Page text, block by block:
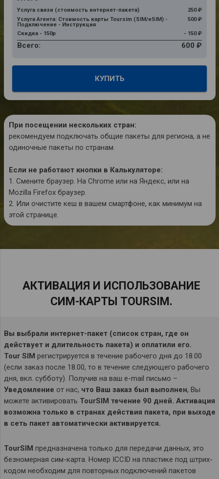
Услуга связи (стоимость интернет-пакета)
250 ₽
Услуга Агента: Стоимость карты Toursim (SIM/eSIM) -
Подключение - Инструкция
500 ₽
Скидка - 150р - 150 ₽
Всего: 600 ₽
КУПИТЬ
При посещении нескольких стран:
рекомендуем подключать общие пакеты для региона, а не
одиночные пакеты по странам.
Если не работают кнопки в Калькуляторе:
1. Смените браузер. На Chrome или на Яндекс, или на
Mozilla Firefox браузер.
2. Или очистите кеш в вашем смартфоне, как минимум на
этой странице.
АКТИВАЦИЯ И ИСПОЛЬЗОВАНИЕ
СИМ-КАРТЫ TOURSIM.
Вы выбрали интернет-пакет (список стран, где он
действует и длительность пакета) и оплатили его.
Tour SIM регистрируется в течение рабочего дня до 18.00
(если заказ после 18.00, то в течение следующего рабочего
дня, вкл. субботу). Получив на ваш e-mail письмо –
Уведомление от нас, что Ваш заказ был выполнен, Вы
можете активировать TourSIM течение 90 дней. Активация
возможна только в странах действия пакета, при выходе
в сеть пакет автоматически активируется.
TourSIM предназначена только для передачи данных, это
безномерная сим-карта. Номер ICCID на пластике под штрих-
кодом необходим для повторных подключений пакетов